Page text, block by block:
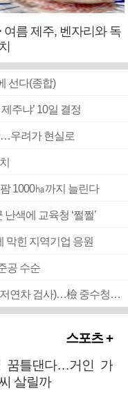
여름 제주, 벤자리와 독
선다(종합)
주냐’ 10일 결정
…우려가 현실로
1000㏊까지 늘린다
색에 교육청 ‘쩔쩔’
막힌 지역기업 응원
공 수순
■ 검사 신분 버리고 직급하향(10년 이하 저연차 검사)…檢 중수청행 기피
스포츠 +
’ 꿈틀댄다…거인 가
살릴까